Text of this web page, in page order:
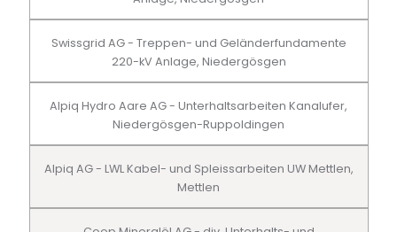
Swissgrid AG - Treppen- und Geländerfundamente
220-kV Anlage, Niedergösgen
Alpiq Hydro Aare AG - Unterhaltsarbeiten Kanalufer,
Niedergösgen-Ruppoldingen
Alpiq AG - LWL Kabel- und Spleissarbeiten UW Mettlen,
Mettlen